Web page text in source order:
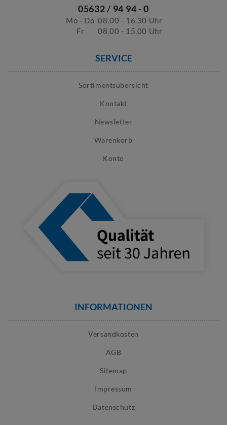
05632 / 94 94 - 0
Mo - Do 08.00 - 16.30 Uhr
Fr
08.00 - 15.00 Uhr
SERVICE
Sortimentsübersicht
Kontakt
Newsletter
Warenkorb
Konto
INFORMATIONEN
Versandkosten
AGB
Sitemap
Impressum
Datenschutz